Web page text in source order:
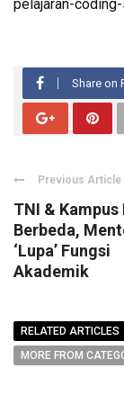
pelajaran-
Share on
Previous Article
TNI & Kampus
Berbeda,
‘Lupa’ Fungsi
Akademik
RELATED ARTICLES
MORE FROM